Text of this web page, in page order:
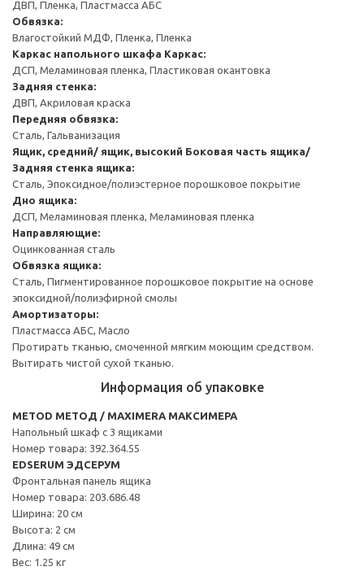
ДВП, Пленка, Пластмасса АБС
Обвязка:
Влагостойкий МДФ, Пленка, Пленка
Каркас напольного шкафа Каркас:
ДСП, Меламиновая пленка, Пластиковая окантовка
Задняя стенка:
ДВП, Акриловая краска
Передняя обвязка:
Сталь, Гальванизация
Ящик, средний/ ящик, высокий Боковая часть ящика/
Задняя стенка ящика:
Сталь, Эпоксидное/полиэстерное порошковое покрытие
Дно ящика:
ДСП, Меламиновая пленка, Меламиновая пленка
Направляющие:
Оцинкованная сталь
Обвязка ящика:
Сталь, Пигментированное порошковое покрытие на основе
эпоксидной/полиэфирной смолы
Амортизаторы:
Пластмасса АБС, Масло
Протирать тканью, смоченной мягким моющим средством.
Вытирать чистой сухой тканью.
Информация об упаковке
METOD МЕТОД / MAXIMERA МАКСИМЕРА
Напольный шкаф с 3 ящиками
Номер товара: 392.364.55
EDSERUM ЭДСЕРУМ
Фронтальная панель ящика
Номер товара: 203.686.48
Ширина: 20 см
Высота: 2 см
Длина: 49 см
Вес: 1.25 кг